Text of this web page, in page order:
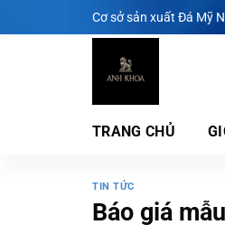
đến
Cơ sở sản xuất Đá Mỹ
TRANG CHỦ
TIN TỨC
Báo giá